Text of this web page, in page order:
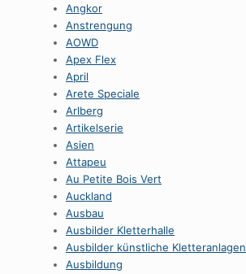
Angkor
Anstrengung
AOWD
Apex Flex
April
Arete Speciale
Arlberg
Artikelserie
Asien
Attapeu
Au Petite Bois Vert
Auckland
Ausbau
Ausbilder Kletterhalle
Ausbilder künstliche Kletteranlagen
Ausbildung